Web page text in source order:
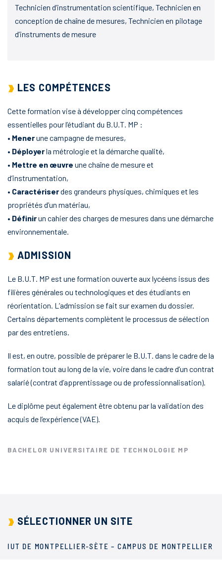
Technicien d’instrumentation scientifique, Technicien en
conception de chaîne de mesures, Technicien en pilotage
d’instruments de mesure
LES COMPÉTENCES
Cette formation vise à développer cinq compétences
essentielles pour l’étudiant du B.U.T. MP :
• Menerune campagne de mesures,
• Déployerla métrologie et la démarche qualité,
• Mettre en œuvre une chaîne de mesure et
d’instrumentation,
• Caractériserdes grandeurs physiques, chimiques et les
propriétés d’un matériau,
• Définirun cahier des charges de mesures dans une démarche
environnementale.
ADMISSION
Le B.U.T. MP est une formation ouverte aux lycéens issus des
filières générales ou technologiques et des étudiants en
réorientation. L’admission se fait sur examen du dossier.
Certains départements complètent le processus de sélection
par des entretiens.
Il est, en outre, possible de préparer le B.U.T. dans le cadre de la
formation tout au long de la vie, voire dans le cadre d’un contrat
salarié (contrat d’apprentissage ou de professionnalisation).
Le diplôme peut également être obtenu par la validation des
acquis de l’expérience (VAE).
BACHELOR UNIVERSITAIRE DE TECHNOLOGIE MP
SÉLECTIONNER UN SITE
IUT DE MONTPELLIER-SÈTE – CAMPUS DE MONTPELLIER